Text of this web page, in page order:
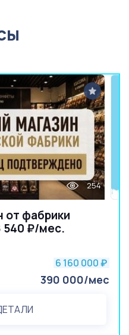
от фабрики
540 ₽/мес.
254
6 160 000 ₽
390 000/мес